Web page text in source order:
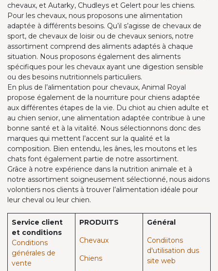
chevaux, et Autarky, Chudleys et Gelert pour les chiens.
Pour les chevaux, nous proposons une alimentation
adaptée à différents besoins. Qu’il s’agisse de chevaux de
sport, de chevaux de loisir ou de chevaux seniors, notre
assortiment comprend des aliments adaptés à chaque
situation. Nous proposons également des aliments
spécifiques pour les chevaux ayant une digestion sensible
ou des besoins nutritionnels particuliers.
En plus de l’alimentation pour chevaux, Animal Royal
propose également de la nourriture pour chiens adaptée
aux différentes étapes de la vie. Du chiot au chien adulte et
au chien senior, une alimentation adaptée contribue à une
bonne santé et à la vitalité. Nous sélectionnons donc des
marques qui mettent l’accent sur la qualité et la
composition. Bien entendu, les ânes, les moutons et les
chats font également partie de notre assortiment.
Grâce à notre expérience dans la nutrition animale et à
notre assortiment soigneusement sélectionné, nous aidons
volontiers nos clients à trouver l’alimentation idéale pour
leur cheval ou leur chien.
Service client
et conditions
Conditions
générales de
vente
PRODUITS
Chevaux​
Chiens
Général
Condiitons
d'utilisation dus
site web